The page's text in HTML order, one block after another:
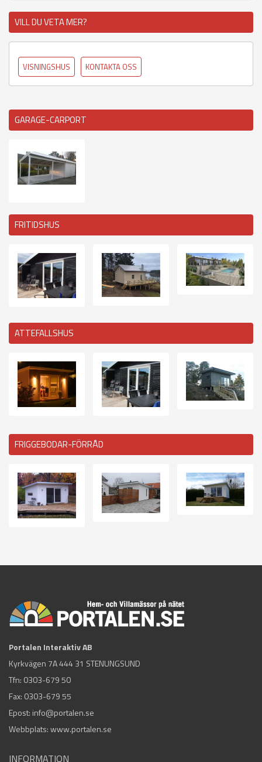
VILL DU VETA MER?
VISNINGSHUS KONTAKTA OSS
GARAGE-CARPORT
FRITIDSHUS
ATTEFALLSHUS
FRIGGEBODAR-FÖRRÅD
Portalen Interaktiv AB
Kyrkvägen 7A 444 31 STENUNGSUND
Tfn: 0303-679 50
Fax: 0303-679 55
Epost: info@portalen.se
Webbplats: www.portalen.se
INFORMATION